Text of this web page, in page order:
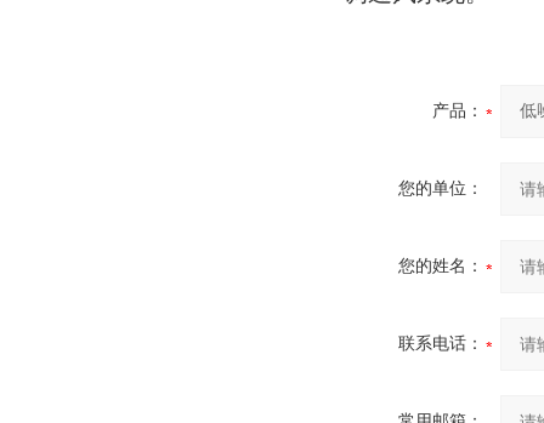
产品：
您的单位：
您的姓名：
联系电话：